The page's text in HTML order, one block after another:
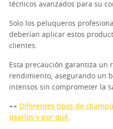
técnicos avanzados para su
Solo los peluqueros
deberían aplicar estos
clientes.
Esta precaución garantiza un
rendimiento, asegurando un
intensos sin comprometer la
++ Diferentes tipos de
usarlos y por qué.